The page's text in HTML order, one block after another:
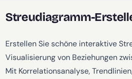
Streudiagramm-
Erstellen Sie schöne interaktive
Visualisierung von Beziehungen
Mit Korrelationsanalyse,